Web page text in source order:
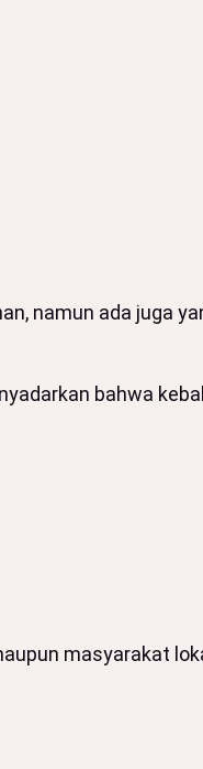
namun ada juga
bahwa
masyarakat